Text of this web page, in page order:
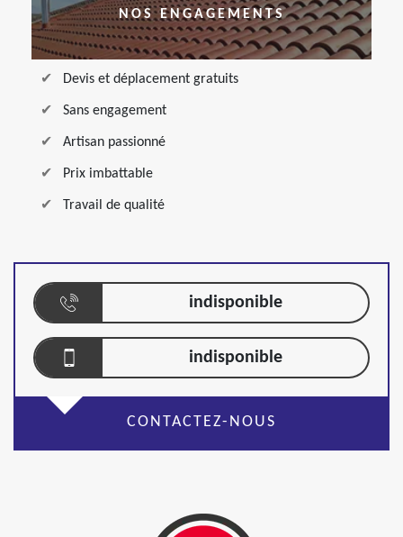
NOS ENGAGEMENTS
Devis et déplacement gratuits
Sans engagement
Artisan passionné
Prix imbattable
Travail de qualité
indisponible
indisponible
CONTACTEZ-NOUS